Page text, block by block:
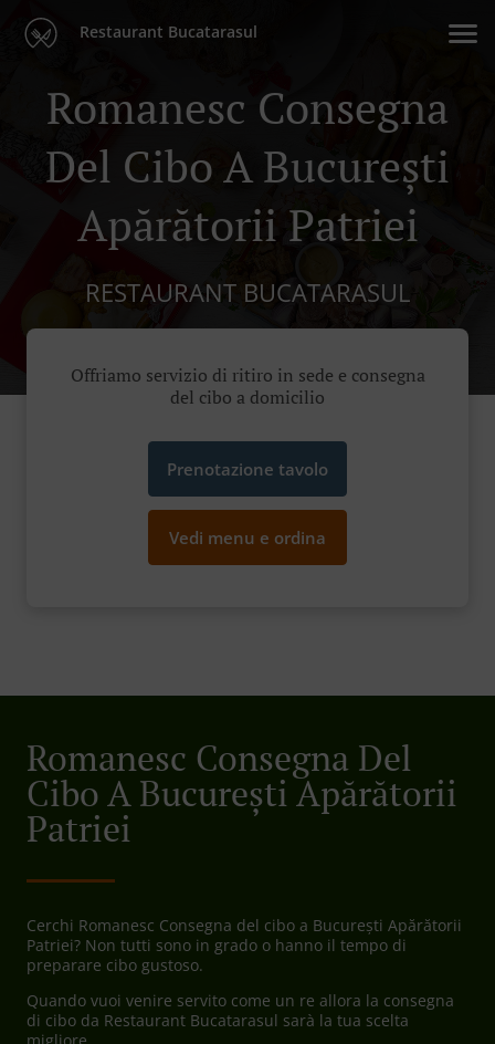
Restaurant Bucatarasul
Romanesc Consegna
Del Cibo A București
Apărătorii Patriei
RESTAURANT BUCATARASUL
Offriamo servizio di ritiro in sede e consegna
del cibo a domicilio
Prenotazione tavolo
Vedi menu e ordina
Romanesc Consegna Del
Cibo A București Apărătorii
Patriei
Cerchi Romanesc Consegna del cibo a București Apărătorii
Patriei? Non tutti sono in grado o hanno il tempo di
preparare cibo gustoso.
Quando vuoi venire servito come un re allora la consegna
di cibo da Restaurant Bucatarasul sarà la tua scelta